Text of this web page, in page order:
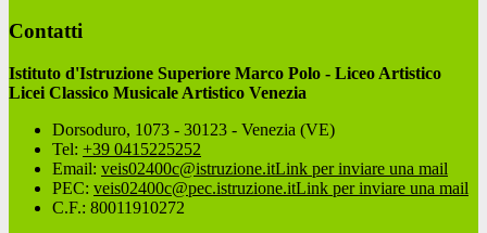
Contatti
Istituto d'Istruzione Superiore Marco Polo - Liceo Artistico
Licei Classico Musicale Artistico Venezia
Dorsoduro, 1073 - 30123 - Venezia (VE)
Tel: +39 0415225252
Email: veis02400c@istruzione.itLink per inviare una mail
PEC: veis02400c@pec.istruzione.itLink per inviare una mail
C.F.: 80011910272